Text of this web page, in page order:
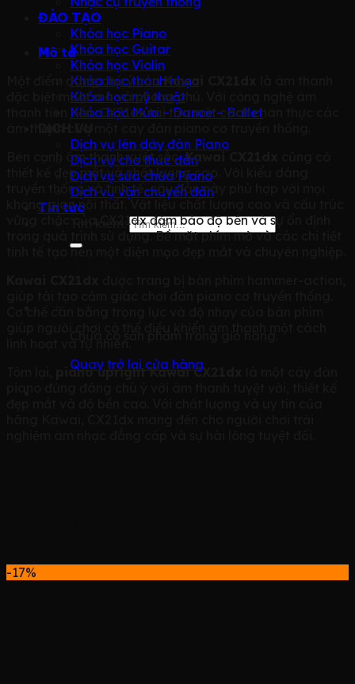
ĐÀO TẠO
Khóa học Piano
Khóa học Guitar
Khóa học Violin
Khóa học thanh nhạc
Khóa học mỹ thuật
Khóa học Múa – Dance – Ballet
Dịch vụ lên dây đàn Piano
Dịch vụ cho thuê đàn
Dịch vụ sửa chữa Piano
Dịch vụ vận chuyển đàn
Tin tức
Quay trở lại cửa hàng
Mô tả
Một điểm đáng chú ý củaKawai CX21dx
đặc biệt mượt mà và phong phú. Với công nghệ âm
thanh tiên tiến, CX21dx tái tạo một cách chân thực các
Bên cạnh âm thanh xuất sắc,Kawai CX21dx
thiết kế đẹp mắt và chất lượng cao. Với kiểu dáng
truyền thống và tinh tế, cây đàn này phù hợp với mọi
không gian nội thất. Vật liệu chất lượng cao và cấu trúc
vững chắc của CX21dx đảm bảo độ bền và sự ổn định
trong quá trình sử dụng. Bề mặt phím mờ và các chi tiết
tinh tế tạo nên một diện mạo đẹp mắt và chuyên nghiệp.
piano upright Kawai CX21dx
-17%